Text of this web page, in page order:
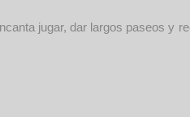
jugar, dar largos paseos y